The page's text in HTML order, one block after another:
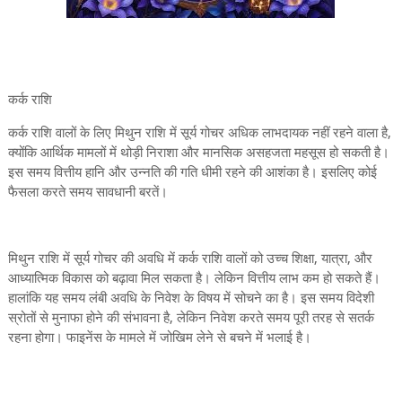
कर्क राशि
कर्क राशि वालों के लिए मिथुन राशि में सूर्य गोचर अधिक लाभदायक नहीं रहने वाला है,
क्योंकि आर्थिक मामलों में थोड़ी निराशा और मानसिक असहजता महसूस हो सकती है।
इस समय वित्तीय हानि और उन्नति की गति धीमी रहने की आशंका है। इसलिए कोई
फैसला करते समय सावधानी बरतें।
मिथुन राशि में सूर्य गोचर की अवधि में कर्क राशि वालों को उच्च शिक्षा, यात्रा, और
आध्यात्मिक विकास को बढ़ावा मिल सकता है। लेकिन वित्तीय लाभ कम हो सकते हैं।
हालांकि यह समय लंबी अवधि के निवेश के विषय में सोचने का है। इस समय विदेशी
स्रोतों से मुनाफा होने की संभावना है, लेकिन निवेश करते समय पूरी तरह से सतर्क
रहना होगा। फाइनेंस के मामले में जोखिम लेने से बचने में भलाई है।